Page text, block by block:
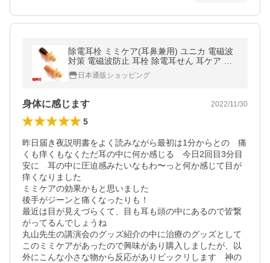
除電耳栓 ミミケア(耳鼻兼用) ユニカ 電磁波
対策 電磁波防止 耳栓 除電耳せん 耳ケア 鼻
栓 ユニカ 丸山修寛 ノイズ軽減 騒音防止耳栓
睡眠 飛行機
日本通販ショッピング
身体に感じます 2022/11/30
5
昨日届き夜説明書をよく読みながら最初は1分からとの　痛
くも痒くもなくただ耳の中に何か感じる　今日2回目3分目
安に　耳の中に圧迫感みたいなもわ〜っと何か感じて目が
痒くなりました
ミミケアの効果かもと思いました
後手がジーンと痛くなったりも！
最近は目が見えづらくて、目も耳も頭の中にあるので皆繋
がってるんでしょうね
丸山先生の講演会のグッズ紹介の中に治療のグッズとして
このミミケアがあったので興味があり購入しましたが、以
外にこんな小さな物から反応がありビックリします　神の